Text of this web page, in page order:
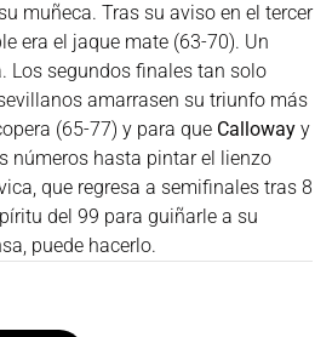
muñeca. Tras su aviso en el tercer
era el jaque mate (63-70). Un
Los segundos finales tan solo
amarrasen su triunfo más
(65-77) y para que Calloway y
números hasta pintar el lienzo
que regresa a semifinales tras 8
del 99 para guiñarle a su
puede hacerlo.